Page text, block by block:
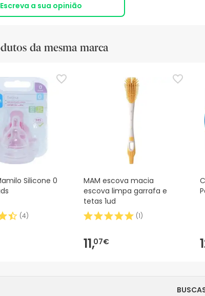
Escreva a sua opinião
da mesma marca
Silicone 0
(4)
MAM escova macia
escova limpa garrafa e
tetas 1ud
(1)
11,07€